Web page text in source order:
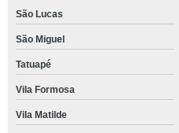
São Lucas
São Miguel
Tatuapé
Vila Formosa
Vila Matilde